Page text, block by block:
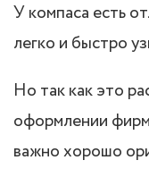
У компаса есть
легко и быстро
Но так как это
оформлении
важно хорошо